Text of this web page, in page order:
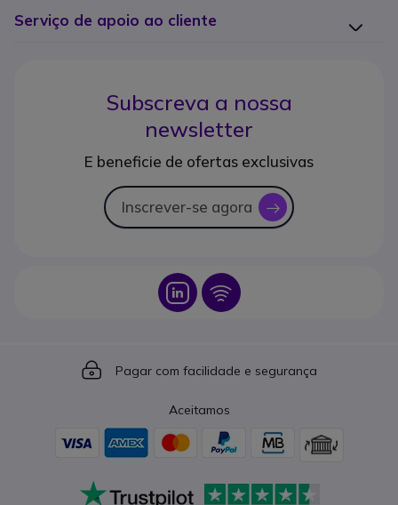
Serviço de apoio ao cliente
Subscreva a nossa
newsletter
E beneficie de ofertas exclusivas
Inscrever-se agora icon
Icon Icon
Icon
Pagar com facilidade e segurança
Aceitamos